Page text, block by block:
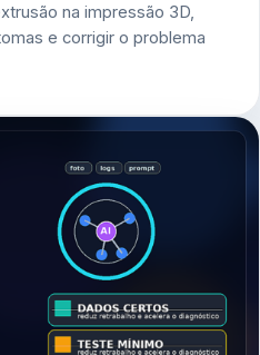
na impressão 3D,
e corrigir o problema